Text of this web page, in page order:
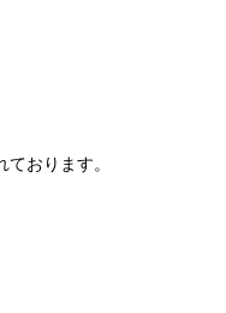
ております。